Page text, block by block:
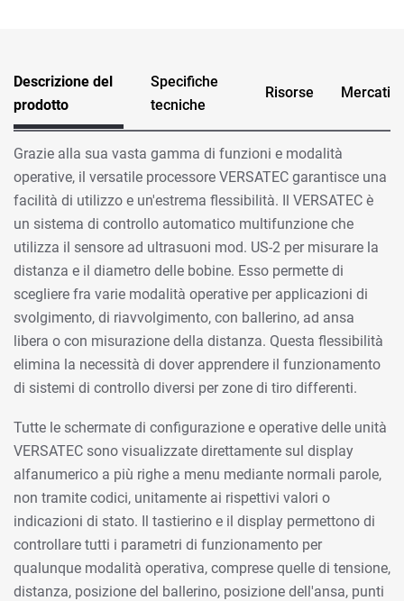
Descrizione del
prodotto
Specifiche
tecniche
Risorse Mercati
Grazie alla sua vasta gamma di funzioni e modalità
operative, il versatile processore VERSATEC garantisce una
facilità di utilizzo e un'estrema flessibilità. Il VERSATEC è
un sistema di controllo automatico multifunzione che
utilizza il sensore ad ultrasuoni mod. US-2 per misurare la
distanza e il diametro delle bobine. Esso permette di
scegliere fra varie modalità operative per applicazioni di
svolgimento, di riavvolgimento, con ballerino, ad ansa
libera o con misurazione della distanza. Questa flessibilità
elimina la necessità di dover apprendere il funzionamento
di sistemi di controllo diversi per zone di tiro differenti.
Tutte le schermate di configurazione e operative delle unità
VERSATEC sono visualizzate direttamente sul display
alfanumerico a più righe a menu mediante normali parole,
non tramite codici, unitamente ai rispettivi valori o
indicazioni di stato. Il tastierino e il display permettono di
controllare tutti i parametri di funzionamento per
qualunque modalità operativa, comprese quelle di tensione,
distanza, posizione del ballerino, posizione dell'ansa, punti